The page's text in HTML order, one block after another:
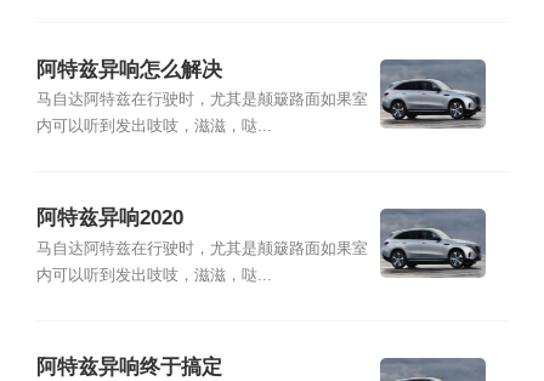
阿特兹异响怎么解决
马自达阿特兹在行驶时，尤其是颠簸路面如果室
内可以听到发出吱吱，滋滋，哒...
阿特兹异响2020
马自达阿特兹在行驶时，尤其是颠簸路面如果室
内可以听到发出吱吱，滋滋，哒...
阿特兹异响终于搞定